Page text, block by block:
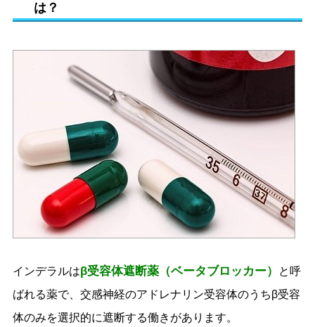
は？
インデラルはβ受容体遮断薬（ベータブロッカー）
と呼
ばれる薬で、交感神経のアドレナリン受容体のうちβ受容
体のみを選択的に遮断する働きがあります。